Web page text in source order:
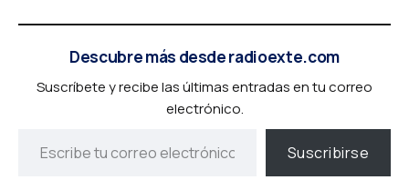
Descubre más desde radioexte.com
Suscríbete y recibe las últimas entradas en tu correo
electrónico.
Suscribirse